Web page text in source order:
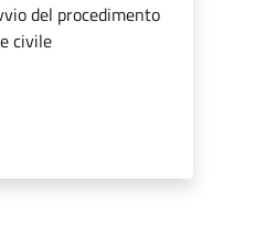
del procedimento
civile